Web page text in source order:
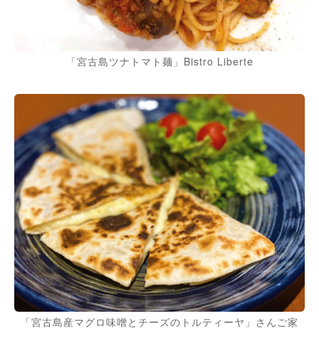
「宮古島ツナトマト麺」Bistro Liberte
「宮古島産マグロ味噌とチーズのトルティーヤ」さんご家